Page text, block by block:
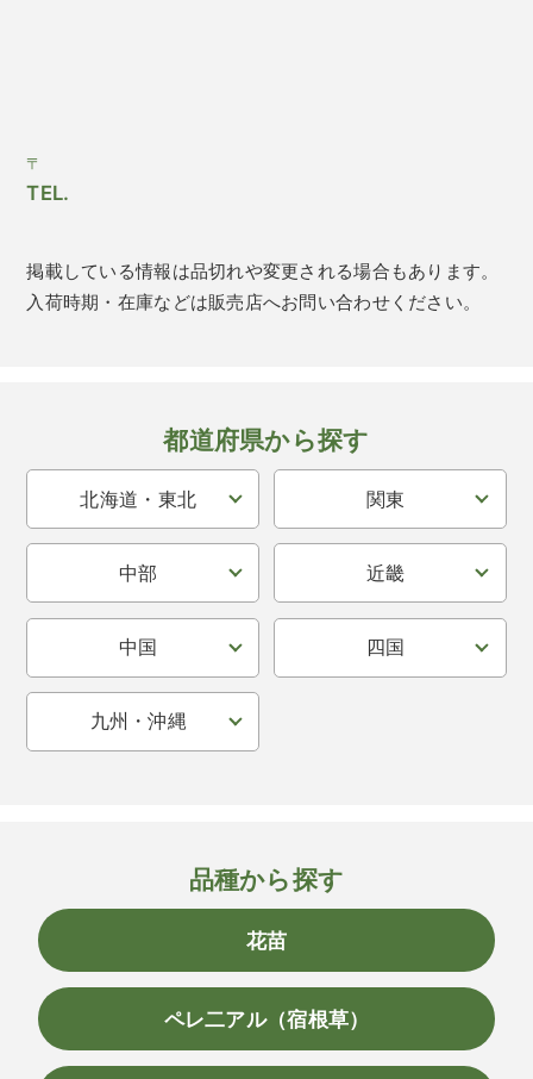
〒
TEL.
掲載している情報は品切れや変更される場合もあります。
入荷時期・在庫などは販売店へお問い合わせください。
都道府県から探す
北海道・東北 関東
中部 近畿
中国 四国
九州・沖縄
品種から探す
花苗
ペレ二アル（宿根草）